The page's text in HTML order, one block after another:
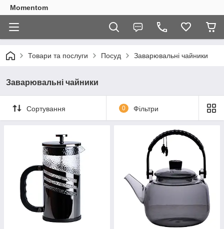
Momentom
Товари та послуги Посуд Заварювальні чайники
Заварювальні чайники
Сортування 0 Фільтри